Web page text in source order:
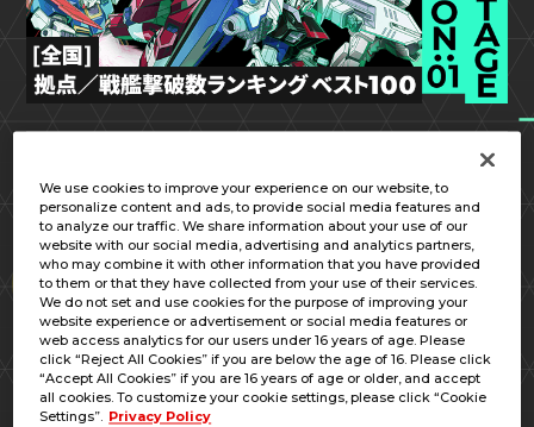
1
埼玉県
新米指揮官
Lv.54 1,263回
新米指揮官
新米指揮官
新米指揮官
We use cookies to improve your experience on our website, to
personalize content and ads, to provide social media features and
to analyze our traffic. We share information about your use of our
website with our social media, advertising and analytics partners,
who may combine it with other information that you have provided
to them or that they have collected from your use of their services.
We do not set and use cookies for the purpose of improving your
website experience or advertisement or social media features or
web access analytics for our users under 16 years of age. Please
click “Reject All Cookies” if you are below the age of 16. Please click
“Accept All Cookies” if you are 16 years of age or older, and accept
all cookies. To customize your cookie settings, please click “Cookie
Settings”. Privacy Policy